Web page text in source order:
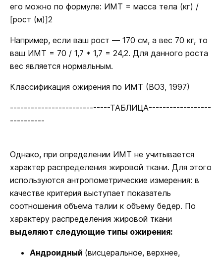
его можно по формуле: ИМТ = масса тела (кг) /
[рост (м)]2
Например, если ваш рост — 170 см, а вес 70 кг, то
ваш ИМТ = 70 / 1,7 * 1,7 = 24,2. Для данного роста
вес является нормальным.
Классификация ожирения по ИМТ (ВОЗ, 1997)
-----------------------------ТАБЛИЦА------------------
----------
Однако, при определении ИМТ не учитывается
характер распределения жировой ткани. Для этого
используются антропометрические измерения: в
качестве критерия выступает показатель
соотношения объема талии к объему бедер. По
характеру распределения жировой ткани
выделяют следующие типы ожирения:
Андроидный (висцеральное, верхнее,